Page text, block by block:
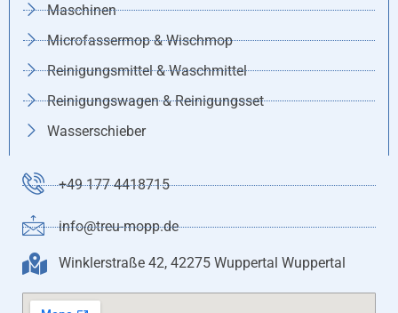
Maschinen
Microfassermop & Wischmop
Reinigungsmittel & Waschmittel
Reinigungswagen & Reinigungsset
Wasserschieber
+49 177 4418715
info@treu-mopp.de
Winklerstraße 42, 42275 Wuppertal Wuppertal